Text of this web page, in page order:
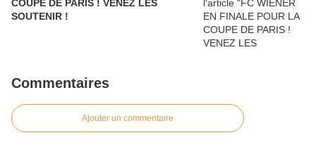
COUPE DE PARIS ! VENEZ LES
SOUTENIR !
Commentaires
Ajouter un commentaire